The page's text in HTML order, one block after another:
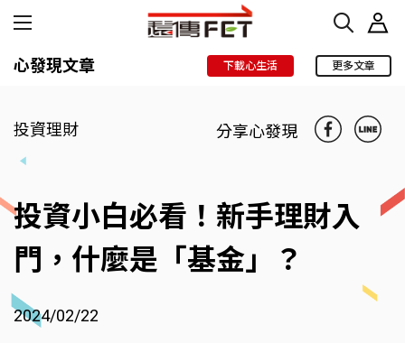
心發現文章 下載心生活 更多文章
投資理財 分享心發現
投資小白必看！新手理財入
門，什麼是「基金」？
2024/02/22